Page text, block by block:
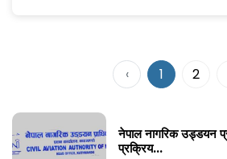
‹ 1 2
नेपाल नागरिक उड्डयन
प्रक्रिय...